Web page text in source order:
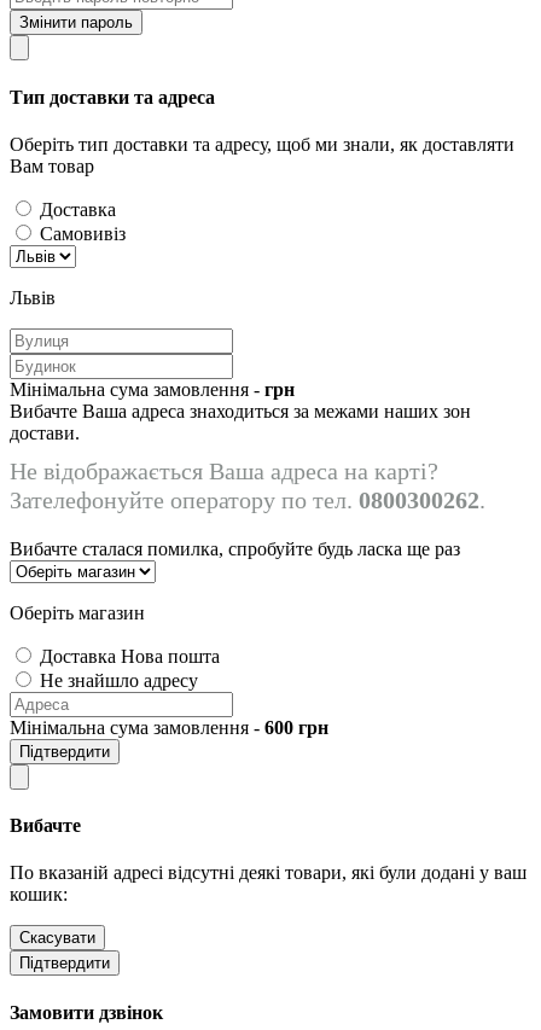
Змінити пароль
Тип доставки та адреса
Оберіть тип доставки та адресу, щоб ми знали, як доставляти
Вам товар
Доставка
Самовивіз
Львів
Мінімальна сума замовлення - грн
Вибачте Ваша адреса знаходиться за межами наших зон
достави.
Не відображається Ваша адреса на карті?
Зателефонуйте оператору по тел. 0800300262.
Вибачте сталася помилка, спробуйте будь ласка ще раз
Оберіть магазин
Доставка Нова пошта
Не знайшло адресу
Мінімальна сума замовлення - 600 грн
Підтвердити
Вибачте
По вказаній адресі відсутні деякі товари, які були додані у ваш
кошик:
Скасувати
Підтвердити
Замовити дзвінок